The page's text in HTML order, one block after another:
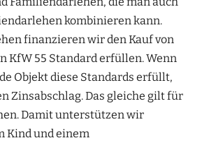
kombinieren kann.
finanzieren wir den Kauf von
KfW 55 Standard erfüllen. Wenn
Objekt diese Standards erfüllt,
Zinsabschlag. Das gleiche gilt für
Damit unterstützen wir
Kind und einem